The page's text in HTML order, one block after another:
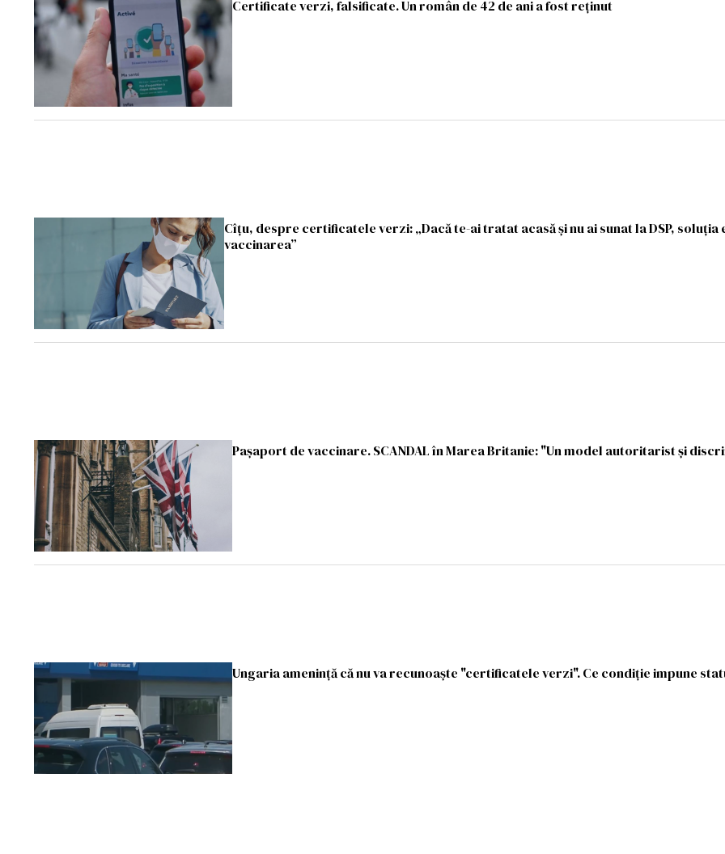
Certificate verzi, falsificate. Un român de 42 de ani a fost reținut
Cîţu, despre certificatele verzi: „Dacă te-ai tratat acasă și nu ai sunat la DSP, soluția
vaccinarea”
Pașaport de vaccinare. SCANDAL în Marea Britanie: "Un model autoritarist și
Ungaria ameninţă că nu va recunoaşte "certificatele verzi". Ce condiție impune